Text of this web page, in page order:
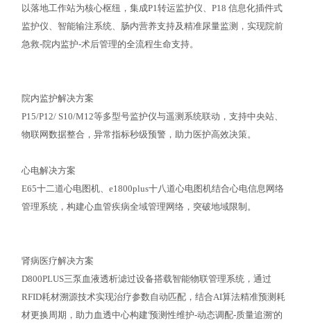
以落地工作站为核心枢纽，集成P1转运监护仪、P18 信息化插件式
监护仪、智能输注系统、肠内营养支持及精准尿量监测，实现院前
急救-院内监护-术后管理的全流程生命支持。
院内监护解决方案
P15/P12/ S10/M12等多型号监护仪与遥测系统联动，支持中央站、
物联网数据整合，异常指标秒级预警，助力医护高效决策。
心电解决方案
E65十二道心电图机、e1800plus十八道心电图机结合心电信息网络
管理系统，构建心血管疾病全域管理网络，突破地域限制。
肾病医疗解决方案
D800PLUS三泵血液透析滤过设备搭载智能物联管理系统，通过
RFID耗材溯源技术实现治疗参数自动匹配，结合AI算法精准预测耗
材更换周期，助力血透中心构建'预测性维护-动态调配-质量追溯'的